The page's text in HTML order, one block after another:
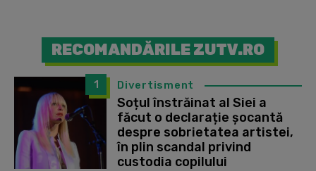
RECOMANDĂRILE ZUTV.RO
1 Divertisment
Soțul înstrăinat al Siei a
făcut o declarație șocantă
despre sobrietatea artistei,
în plin scandal privind
custodia copilului